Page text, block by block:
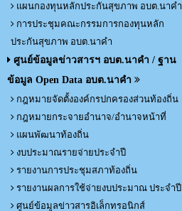
แผนกองทุนหลักประกันสุขภาพ อบต.นาคำ
การประชุมคณะกรรมการกองทุนหลัก
ประกันสุขภาพ อบต.นาคำ
ศูนย์ข้อมูลข่าวสารฯ อบต.นาคำ / ฐาน
ข้อมูล Open Data อบต.นาคำ
กฎหมายจัดตั้งองค์กรปกครองส่วนท้องถิ่น
กฎหมายกระจายอำนาจ/อำนาจหน้าที่
แผนพัฒนาท้องถิ่น
งบประมาณรายจ่ายประจำปี
รายงานการประชุมสภาท้องถิ่น
รายงานผลการใช้จ่ายงบประมาณ ประจำปี
ศูนย์ข้อมูลข่าวสารอิเล็กทรอนิกส์